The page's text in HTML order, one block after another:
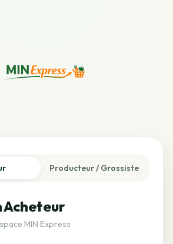
Producteur / Grossiste
Acheteur
MIN Express